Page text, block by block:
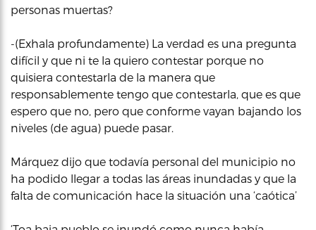
personas muertas?
-(Exhala profundamente) La verdad es una pregunta
difícil y que ni te la quiero contestar porque no
quisiera contestarla de la manera que
responsablemente tengo que contestarla, que es que
espero que no, pero que conforme vayan bajando los
niveles (de agua) puede pasar.
Márquez dijo que todavía personal del municipio no
ha podido llegar a todas las áreas inundadas y que la
falta de comunicación hace la situación una ‘caótica’